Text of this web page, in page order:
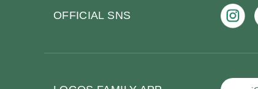
OFFICIAL SNS